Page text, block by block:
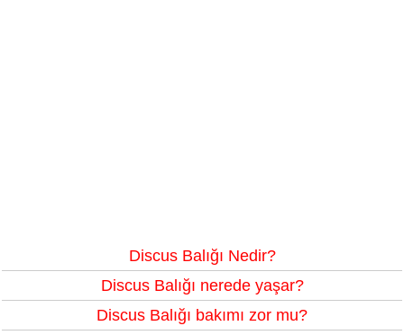
Discus Balığı Nedir?
Discus Balığı nerede yaşar?
Discus Balığı bakımı zor mu?